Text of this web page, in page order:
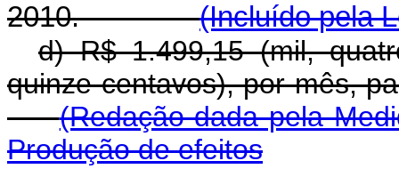
2010.(Incluído pela
d) R$ 1.499,15 (mil,
quinze centavos), por
(Redação dada pela
Produção de efeitos